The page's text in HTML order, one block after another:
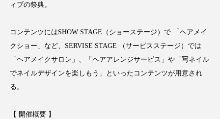
アンチエイジング アンチソリチュード
ウェアラブルデバイス
ィブの祭典。
コンテンツにはSHOW STAGE（ショーステージ）で 「ヘアメイ
クショー」など、SERVISE STAGE （サービスステージ）では
「ヘアメイクサロン」、「ヘアアレンジサービス」や「写ネイル
でネイルデザインを楽しもう」といったコンテンツが用意され
る。
【 開催概要 】